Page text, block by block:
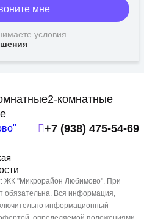
мне
условия
2-комнатные
+7 (938) 475-54-69
ЖК "Микрорайон Любимово". При
обязательна. Вся информация,
информационный